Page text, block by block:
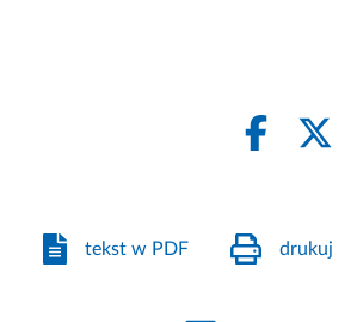
tekst w PDF drukuj